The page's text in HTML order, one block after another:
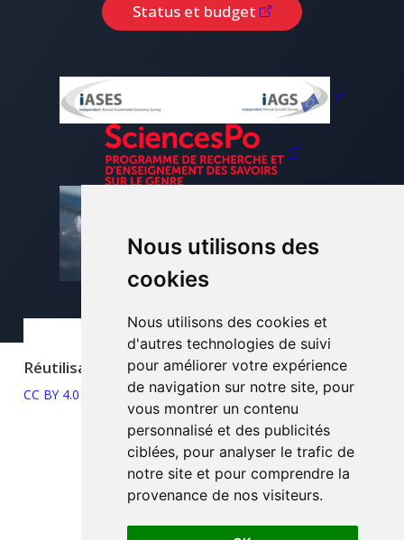
Nous utilisons des
cookies
Nous utilisons des cookies et
d'autres technologies de suivi
pour améliorer votre expérience
de navigation sur notre site, pour
vous montrer un contenu
personnalisé et des publicités
ciblées, pour analyser le trafic de
notre site et pour comprendre la
provenance de nos visiteurs.
Status et budget
Réutilisation
CC BY 4.0